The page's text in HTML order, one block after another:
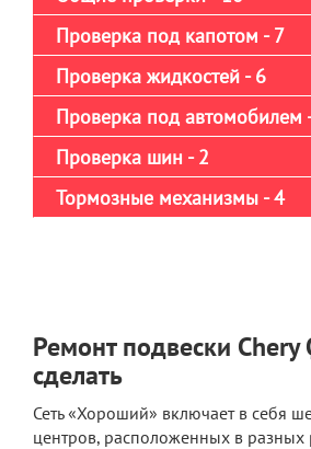
Проверка под капотом - 7
Проверка жидкостей - 6
Проверка под автомобилем
Проверка шин - 2
Тормозные механизмы - 4
Ремонт подвески Chery
сделать
Сеть «Хороший» включает в себя
центров, расположенных в разных